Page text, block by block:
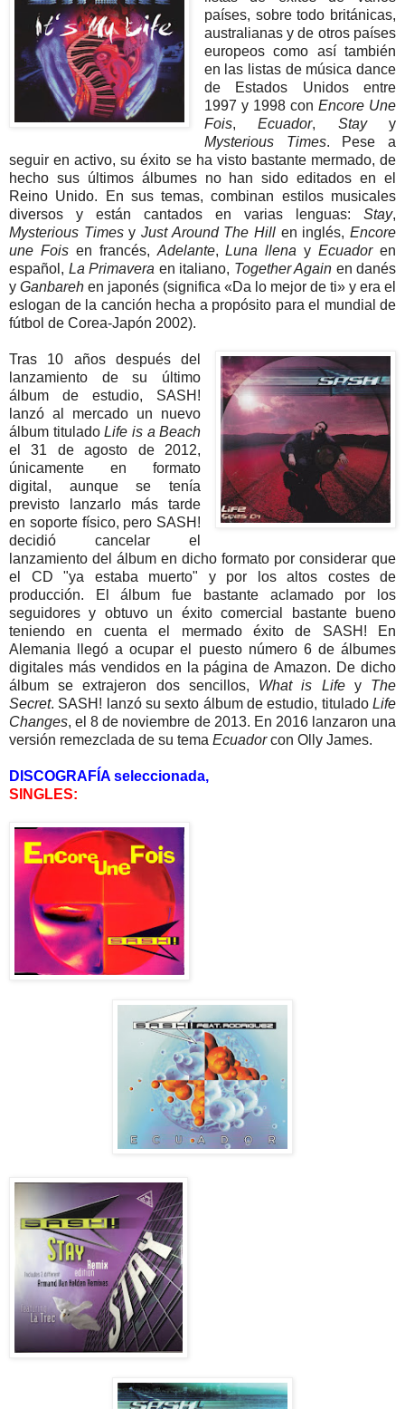
países, sobre todo británicas,
australianas y de otros países
europeoscomo así también
en las listas de música dance
de Estados Unidosentre
1997 y 1998 con Encore Une
Fois, Ecuador, Stayy
Mysterious Times.
Pese a
seguir en activo, su éxito se ha visto bastante mermado, de
hecho sus últimos álbumes no han sido editados en el
Reino Unido.
En sus temas, combinan estilos musicales
diversos y están cantados en varias lenguas: Stay,
Mysterious TimesyJust Around The Hill en inglés,Encore
une Foisen francés, Adelante,Luna llena yEcuadoren
español, La Primavera en italiano, Together Again en danés
y Ganbareh en japonés (significa «Da lo mejor de ti» y era el
eslogan de la canción hecha a propósito para el mundial de
fútbol de Corea-Japón 2002).
Tras 10 años después del
lanzamiento de su último
álbum de estudio, SASH!
lanzó al mercado un nuevo
álbum tituladoLife is a Beach
el 31 de agosto de 2012,
únicamente en formato
digital, aunque se tenía
previsto lanzarlo más tarde
en soporte físico, pero SASH!
decidió cancelar el
lanzamiento del álbum en dicho formato por considerar que
el CD "ya estaba muerto" y por los altos costes de
producción. El álbum fue bastante aclamado por los
seguidores y obtuvo un éxito comercial bastante bueno
teniendo en cuenta el mermado éxito de SASH! En
Alemania llegó a ocupar el puesto número 6 de álbumes
digitales más vendidos en la página de Amazon. De dicho
álbum se extrajeron dos sencillos, What is Lifey The
Secret. SASH! lanzó su sexto álbum de estudio, tituladoLife
Changes, el 8 de noviembre de 2013. En 2016 lanzaron una
versión remezclada de su tema Ecuadorcon Olly James.
DISCOGRAFÍA seleccionada,
SINGLES: